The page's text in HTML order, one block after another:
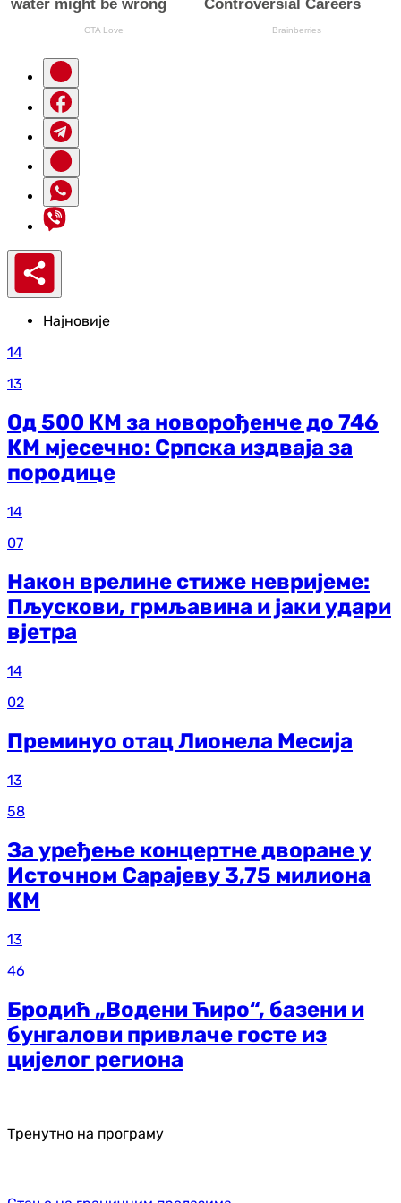
Најновије
14
13
Од 500 КМ за новорођенче до 746
КМ мјесечно: Српска издваја за
породице
14
07
Након врелине стиже невријеме:
Пљускови, грмљавина и јаки удари
вјетра
14
02
Преминуо отац Лионела Месија
13
58
За уређење концертне дворане у
Источном Сарајеву 3,75 милиона
КМ
13
46
Бродић „Водени Ћиро“, базени и
бунгалови привлаче госте из
цијелог региона
Тренутно на програму